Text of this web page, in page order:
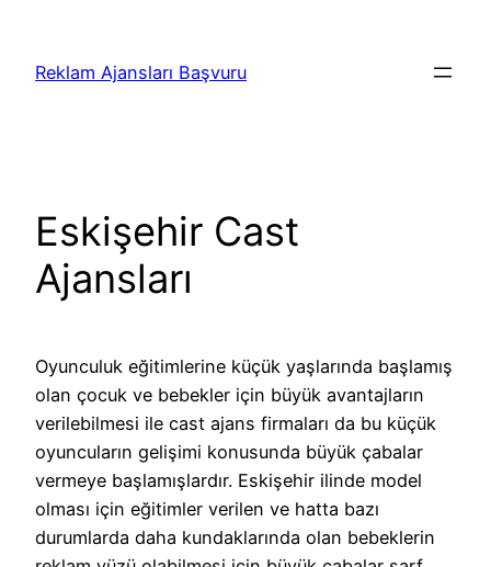
Reklam Ajansları Başvuru
Eskişehir Cast
Ajansları
Oyunculuk eğitimlerine küçük yaşlarında başlamış
olan çocuk ve bebekler için büyük avantajların
verilebilmesi ile cast ajans firmaları da bu küçük
oyuncuların gelişimi konusunda büyük çabalar
vermeye başlamışlardır. Eskişehir ilinde model
olması için eğitimler verilen ve hatta bazı
durumlarda daha kundaklarında olan bebeklerin